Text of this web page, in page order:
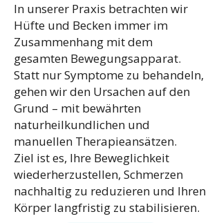
In unserer Praxis betrachten wir
Hüfte und Becken immer im
Zusammenhang mit dem
gesamten Bewegungsapparat.
Statt nur Symptome zu behandeln,
gehen wir den Ursachen auf den
Grund – mit bewährten
naturheilkundlichen und
manuellen Therapieansätzen.
Ziel ist es, Ihre Beweglichkeit
wiederherzustellen, Schmerzen
nachhaltig zu reduzieren und Ihren
Körper langfristig zu stabilisieren.